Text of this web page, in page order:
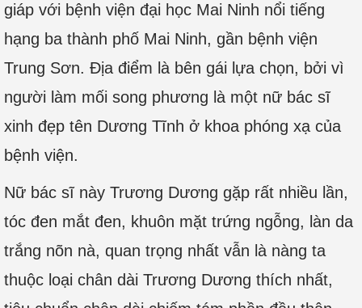
giáp với bệnh viện đại học Mai Ninh nổi tiếng
hạng ba thành phố Mai Ninh, gần bệnh viện
Trung Sơn. Địa điểm là bên gái lựa chọn, bởi vì
người làm mối song phương là một nữ bác sĩ
xinh đẹp tên Dương Tĩnh ở khoa phóng xạ của
bệnh viện.
Nữ bác sĩ này Trương Dương gặp rất nhiều lần,
tóc đen mắt đen, khuôn mặt trứng ngỗng, làn da
trắng nõn nà, quan trọng nhất vẫn là nàng ta
thuộc loại chân dài Trương Dương thích nhất,